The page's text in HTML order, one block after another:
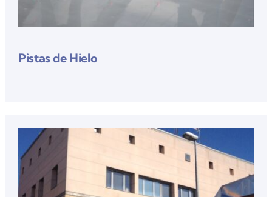
Pistas de Hielo